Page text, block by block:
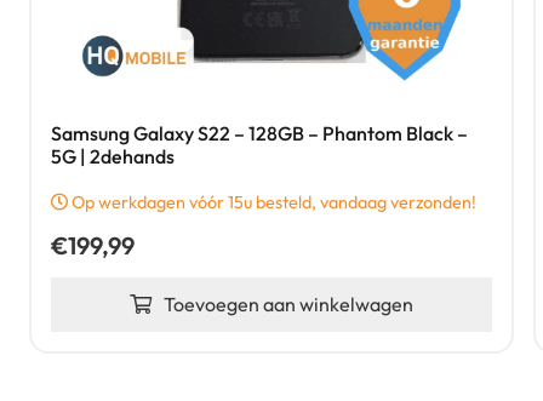
Samsung Galaxy S22 – 128GB – Phantom Black –
5G | 2dehands
Op werkdagen vóór 15u besteld, vandaag verzonden!
€199,99
Toevoegen aan winkelwagen